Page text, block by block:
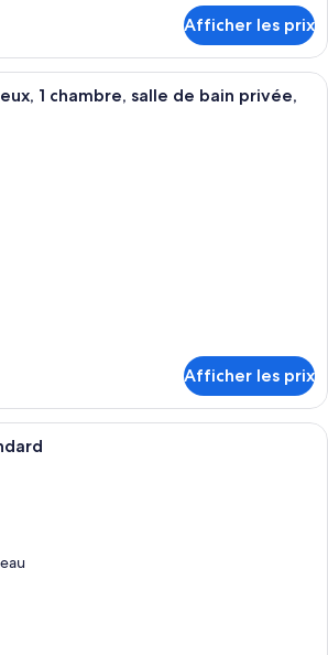
Afficher les prix
Une chambre à coucher avec un lit,
1 chambre, salle de bain privée,
Afficher les prix
Une chambre à coucher avec un lit,